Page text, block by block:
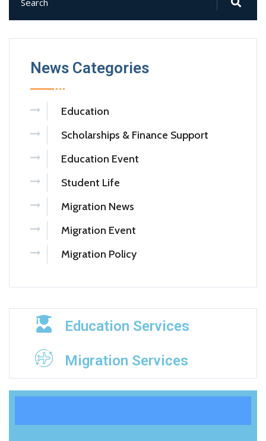
News Categories
Education
Scholarships & Finance Support
Education Event
Student Life
Migration News
Migration Event
Migration Policy
Education Services
Migration Services